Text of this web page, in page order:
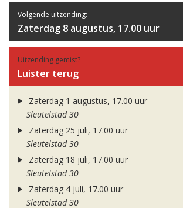
Volgende uitzending:
Zaterdag 8 augustus, 17.00 uur
Uitzending gemist?
Luister terug
Zaterdag 1 augustus, 17.00 uur
Sleutelstad 30
Zaterdag 25 juli, 17.00 uur
Sleutelstad 30
Zaterdag 18 juli, 17.00 uur
Sleutelstad 30
Zaterdag 4 juli, 17.00 uur
Sleutelstad 30